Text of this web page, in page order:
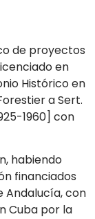
de proyectos
en
Histórico en
a Sert.
1960] con
habiendo
financiados
Andalucía, con
Cuba por la